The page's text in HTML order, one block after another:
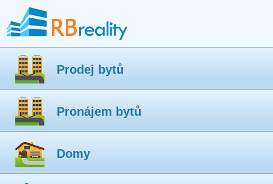
Prodej bytů
Pronájem bytů
Domy